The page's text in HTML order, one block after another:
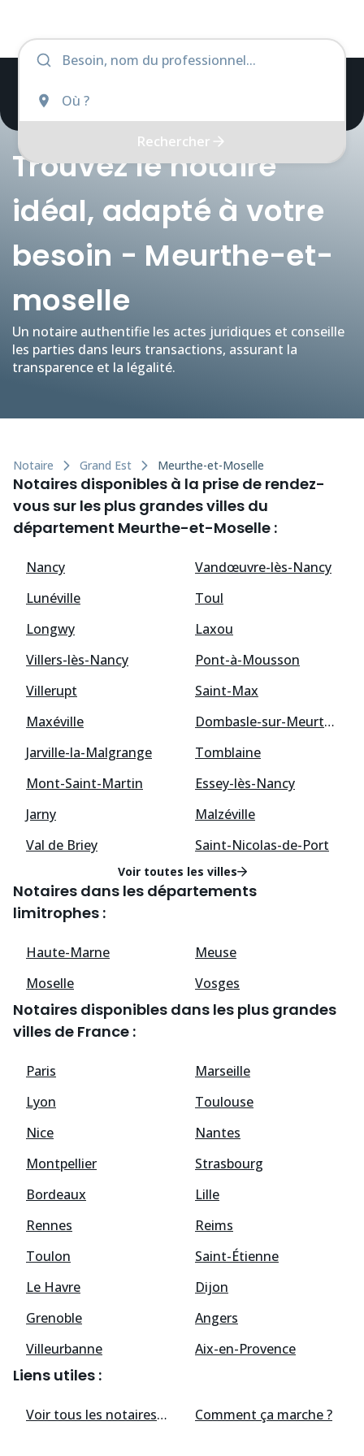
Rechercher
Trouvez le notaire
idéal, adapté à votre
besoin - Meurthe-et-
moselle
Un notaire authentifie les actes juridiques et conseille
les parties dans leurs transactions, assurant la
transparence et la légalité.
Notaire Grand Est Meurthe-et-Moselle
Notaires disponibles à la prise de rendez-
vous sur les plus grandes villes du
département Meurthe-et-Moselle :
Nancy
Vandœuvre-lès-Nancy
Lunéville
Toul
Longwy
Laxou
Villers-lès-Nancy
Pont-à-Mousson
Villerupt
Saint-Max
Maxéville
Dombasle-sur-Meurthe
Jarville-la-Malgrange
Tomblaine
Mont-Saint-Martin
Essey-lès-Nancy
Jarny
Malzéville
Val de Briey
Saint-Nicolas-de-Port
Voir toutes les villes
Notaires dans les départements
limitrophes :
Haute-Marne
Meuse
Moselle
Vosges
Notaires disponibles dans les plus grandes
villes de France :
Paris
Marseille
Lyon
Toulouse
Nice
Nantes
Montpellier
Strasbourg
Bordeaux
Lille
Rennes
Reims
Toulon
Saint-Étienne
Le Havre
Dijon
Grenoble
Angers
Villeurbanne
Aix-en-Provence
Liens utiles :
Voir tous les notairesdisponiblesComment ça marche ?